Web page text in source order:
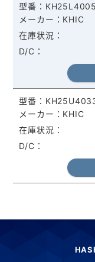
KHIC
KHIC